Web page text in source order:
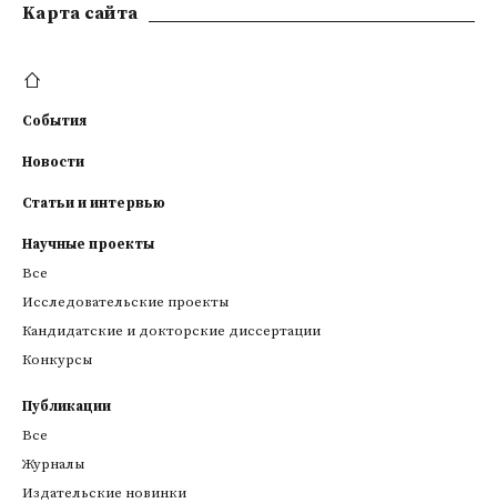
Kарта сайта
События
Новости
Статьи и интервью
Научные проекты
Все
Исследовательские проекты
Кандидатские и докторские диссертации
Конкурсы
Публикации
Все
Журналы
Издательские новинки